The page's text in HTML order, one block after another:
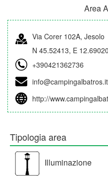
Area
Via Corer 102A, Jesolo
N 45.52413, E 12.69020
+390421362736
info@campingalbatros.it
http://
Tipologia area
Illuminazione